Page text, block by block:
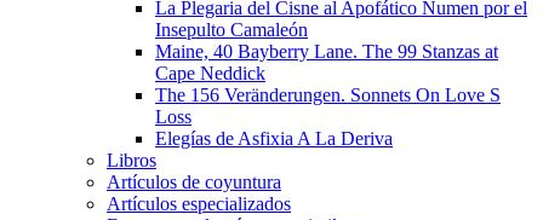
La Plegaria del Cisne al Apofático Numen por el
Insepulto Camaleón
Maine, 40 Bayberry Lane. The 99 Stanzas at
Cape Neddick
The 156 Veränderungen. Sonnets On Love S
Loss
Elegías de Asfixia A La Deriva
Libros
Artículos de coyuntura
Artículos especializados